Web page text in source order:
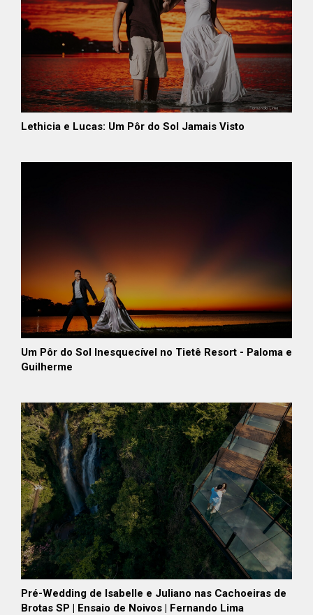
Lethicia e Lucas: Um Pôr do Sol Jamais Visto
Um Pôr do Sol Inesquecível no Tietê Resort - Paloma e
Guilherme
Pré-Wedding de Isabelle e Juliano nas Cachoeiras de
Brotas SP | Ensaio de Noivos | Fernando Lima